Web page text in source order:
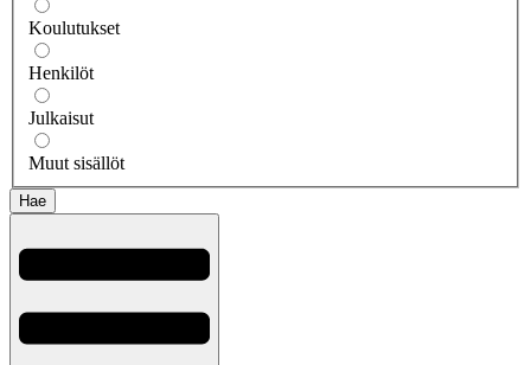
Koulutukset
Henkilöt
Julkaisut
Muut sisällöt